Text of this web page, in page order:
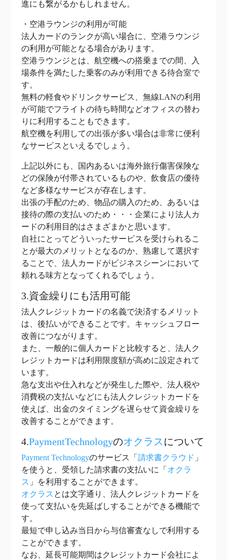
進にも繋がるかもしれません。
・空港ラウンジの利用が可能
法人カードのランクが高い場合に、空港ラウンジ
の利用が可能となる場合があります。
空港ラウンジとは、航空機への搭乗までの間、入
場条件を満たした乗客のみが利用できる待合室で
す。
無料の軽食やドリンクサービス、無線LANの利用
が可能でフライトの待ち時間などオフィスの替わ
りに利用することもできます。
航空機を利用しての出張が多い場合は非常に便利
なサービスといえるでしょう。
上記以外にも、国内あるいは海外旅行傷害保険な
どの保険が付帯されているものや、飲食店の優待
など多様なサービスが存在します。
出張の手配のため、物品の購入のため、あるいは
接待の際の支払いのため・・・企業により法人カ
ードの利用目的はさまざまかと思います。
自社にとってどういったサービスを受けられるこ
とが最大のメリットとなるのか、熟慮して選択す
ることで、法人カードがビジネスシーンにおいて
頼れる味方となってくれるでしょう。
3.資金繰りにも活用可能
法人クレジットカードの名義で決済するメリット
は、後払いができることです。キャッシュフロー
改善につながります。
また、一般的に個人カードと比較すると、法人ク
レジットカードは利用限度額が高めに設定されて
います。
急な支出や仕入れなどが発生した際や、法人税や
消費税の支払いなどにも法人クレジットカードを
使えば、出金のタイミングを遅らせて資金繰りを
改善することができます。
4.PaymentTechnologyのオクラス について
Payment Technologyのサービス「 請求書クラウド 」
を使うと、受領した請求書の支払いに「 オクラ
ス 」を利用することができます。
オクラス とは文字通り、法人クレジットカードを
使って支払いを先延ばしすることができる機能で
す。
最短で申し込み当日から与信審査なしで利用する
ことができます。
なお、延長可能期間はクレジットカード会社によ